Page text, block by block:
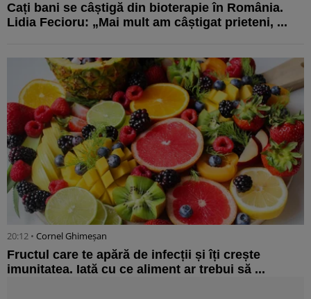
Cați bani se câștigă din bioterapie în România.
Lidia Fecioru: „Mai mult am câștigat prieteni, ...
20:12 • Cornel Ghimeșan
Fructul care te apără de infecții și îți crește
imunitatea. Iată cu ce aliment ar trebui să ...